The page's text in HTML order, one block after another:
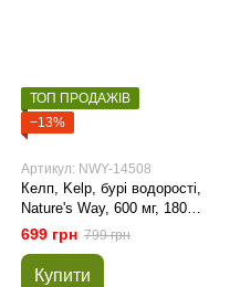
ТОП ПРОДАЖІВ
−13%
Артикул: NWY-14508
Келп, Kelp, бурі водорості,
Nature's Way, 600 мг, 180
веганських капсул
699 грн 799 грн
Купити